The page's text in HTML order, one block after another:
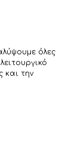
όλες
και την